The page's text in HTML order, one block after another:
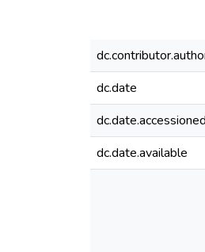
dc.date
dc.date.accessioned
dc.date.available